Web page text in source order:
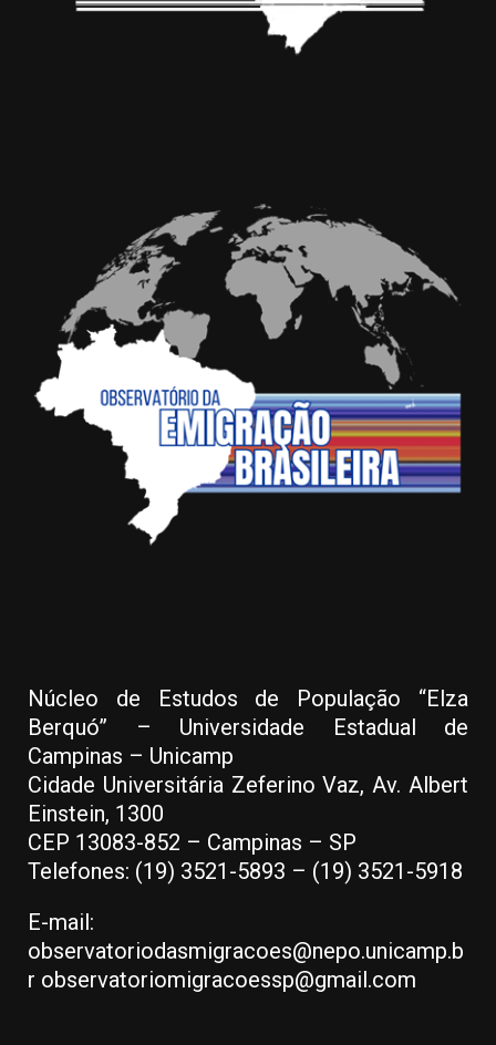
Núcleo de Estudos de População “Elza
Berquó” – Universidade Estadual de
Campinas – Unicamp
Cidade Universitária Zeferino Vaz, Av. Albert
Einstein, 1300
CEP 13083-852 – Campinas – SP
Telefones: (19) 3521-5893 – (19) 3521-5918
E-mail:
observatoriodasmigracoes@nepo.unicamp.b
r observatoriomigracoessp@gmail.com